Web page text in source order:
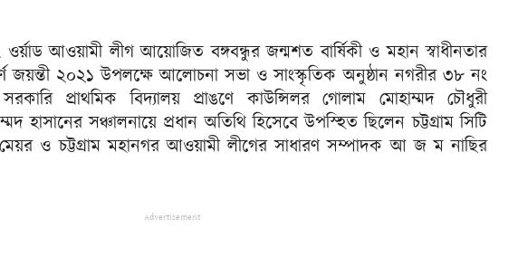
আওয়ামী লীগ আয়োজিত বঙ্গবন্ধুর জন্মশত বার্ষিকী ও মহান স্বাধীনতার
জয়ন্তী ২০২১ উপলক্ষে আলোচনা সভা ও সাংস্কৃতিক অনুষ্ঠান নগরীর ৩৮ নং
সরকারি প্রাথমিক বিদ্যালয় প্রাঙণে কাউন্সিলর গোলাম মোহাম্মদ চৌধুরী
হাসানের সঞ্চালনায়ে প্রধান অতিথি হিসেবে উপস্হিত ছিলেন চট্টগ্রাম সিটি
ও চট্টগ্রাম মহানগর আওয়ামী লীগের সাধারণ সম্পাদক আ জ ম নাছির
Advertisement